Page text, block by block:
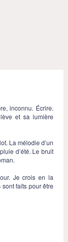
inconnu. Écrire.
et sa lumière
La mélodie d’un
d’été. Le bruit
Je crois en la
faits pour être